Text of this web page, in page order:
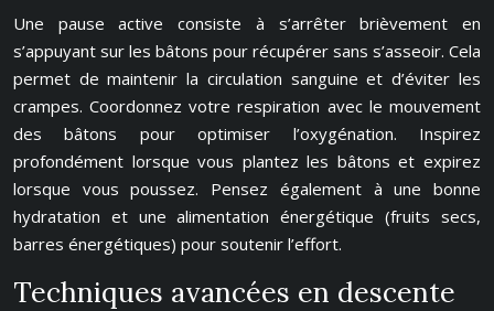
Une pause active consiste à s’arrêter brièvement en
s’appuyant sur les bâtons pour récupérer sans s’asseoir. Cela
permet de maintenir la circulation sanguine et d’éviter les
crampes. Coordonnez votre respiration avec le mouvement
des bâtons pour optimiser l’oxygénation. Inspirez
profondément lorsque vous plantez les bâtons et expirez
lorsque vous poussez. Pensez également à une bonne
hydratation et une alimentation énergétique (fruits secs,
barres énergétiques) pour soutenir l’effort.
Techniques avancées en descente